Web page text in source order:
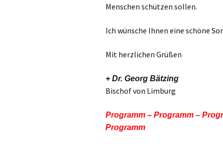
Menschen schützen sollen.
Ich wünsche Ihnen eine schöne
Mit herzlichen Grüßen
+ Dr. Georg Bätzing
Bischof von Limburg
Programm – Programm –
Programm